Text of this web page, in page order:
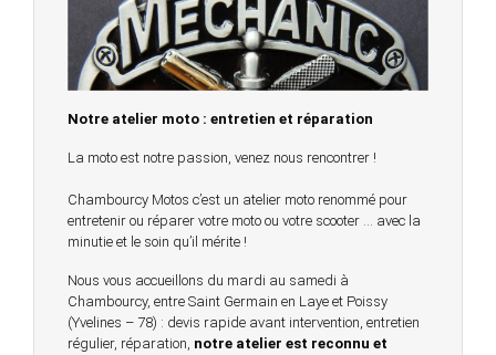
Notre atelier moto : entretien et réparation
La moto est notre passion, venez nous rencontrer !
Chambourcy Motos c’est un atelier moto renommé pour
entretenir ou réparer votre moto ou votre scooter … avec la
minutie et le soin qu’il mérite !
Nous vous accueillons du mardi au samedi à
Chambourcy, entre Saint Germain en Laye et Poissy
(Yvelines – 78) : devis rapide avant intervention, entretien
régulier, réparation, notre atelier est reconnu et